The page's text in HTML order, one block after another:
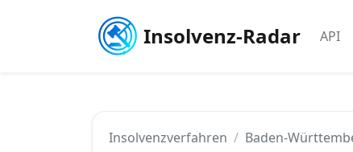
Insolvenz-Radar API
Insolvenzverfahren Baden-